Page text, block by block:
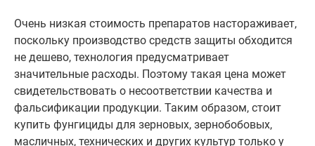
Очень низкая стоимость препаратов настораживает,
поскольку производство средств защиты обходится
не дешево, технология предусматривает
значительные расходы. Поэтому такая цена может
свидетельствовать о несоответствии качества и
фальсификации продукции. Таким образом, стоит
купить фунгициды для зерновых, зернобобовых,
масличных, технических и других культур только у